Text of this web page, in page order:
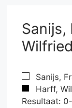
Sanijs,
Wilfried
Sanijs,
Harff,
Resultaat: